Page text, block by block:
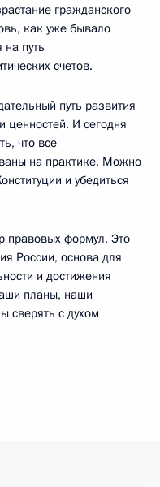
гражданского
как уже бывало
путь
счетов.
путь развития
ценностей. И сегодня
что все
на практике. Можно
и убедиться
правовых формул. Это
России, основа для
и достижения
планы, наши
сверять с духом